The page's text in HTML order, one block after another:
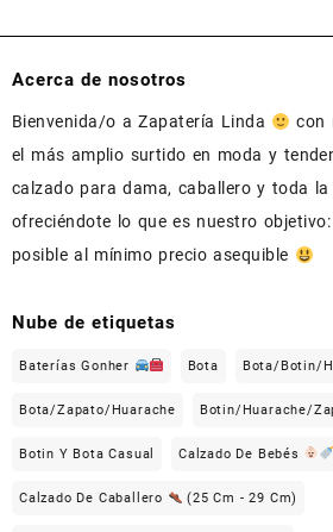
Acerca de nosotros
Bienvenida/o a Zapatería Linda
con
el más amplio surtido en moda y
calzado para dama, caballero y toda
ofreciéndote lo que es nuestro
posible al mínimo precio asequible
Nube de etiquetas
Baterías Gonher Bota Bota/Botin/
Bota/Zapato/Huarache Botin/Huarache/
Botin Y Bota Casual Calzado De Bebés
Calzado De Caballero (25 Cm - 29 Cm)